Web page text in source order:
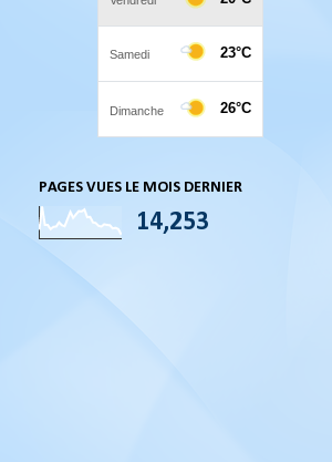
PAGES VUES LE MOIS DERNIER
14,253